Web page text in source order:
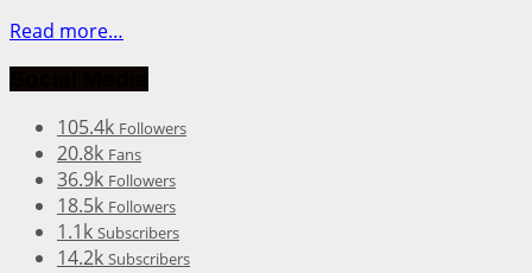
Read more…
105.4k Followers
20.8k Fans
36.9k Followers
18.5k Followers
1.1k Subscribers
14.2k Subscribers